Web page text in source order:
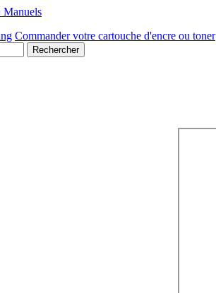
Commander votre cartouche d'encre ou toner